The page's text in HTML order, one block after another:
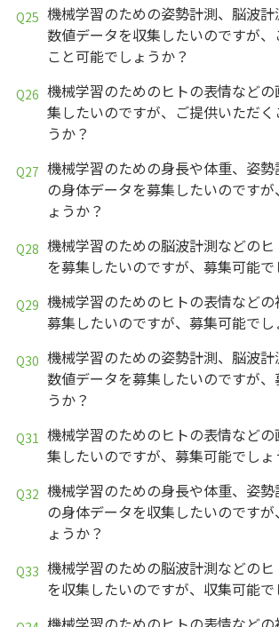
機械学習のための姿勢計測、脳波
数値データを収集したいのですが、
こと可能でしょうか？
機械学習のためのヒトの表情など
集したいのですが、ご提供いただく
うか？
機械学習のための身長や体重、姿
の身体データを募集したいのです
ょうか？
機械学習のための脳波計測などの
を募集したいのですが、募集可能で
機械学習のためのヒトの表情など
募集したいのですが、募集可能でし
機械学習のための姿勢計測、脳波
数値データを募集したいのですが、
うか？
機械学習のためのヒトの表情など
集したいのですが、募集可能でしょ
機械学習のための身長や体重、姿
の身体データを収集したいのです
ょうか？
機械学習のための脳波計測などの
を収集したいのですが、収集可能で